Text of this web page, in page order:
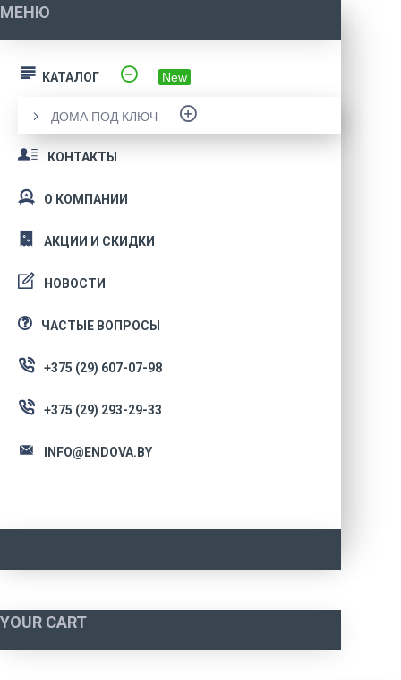
МЕНЮ
КАТАЛОГ New
ДОМА ПОД КЛЮЧ
КОНТАКТЫ
О КОМПАНИИ
АКЦИИ И СКИДКИ
НОВОСТИ
ЧАСТЫЕ ВОПРОСЫ
+375 (29) 607-07-98
+375 (29) 293-29-33
INFO@ENDOVA.BY
YOUR CART